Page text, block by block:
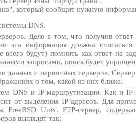
который сообщит нужную
DNS.
Дело в том, что получив ответ
эта информация должна
будут) помнить как ответ на
запросами, поиск будет упрощен
данных с первичных серверов.
о том, какой из них ближе.
DNS и IP-маршрутизации. Как и
от выделения IP-адресов. Для
FreeBSD Unix. FTP-сервер,
выглядят так: